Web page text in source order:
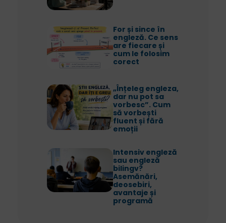
For și since în
engleză. Ce sens
are fiecare și
cum le folosim
corect
„Înțeleg engleza,
dar nu pot sa
vorbesc”. Cum
să vorbești
fluent și fără
emoții
Intensiv engleză
sau engleză
bilingv?
Asemănări,
deosebiri,
avantaje și
programă